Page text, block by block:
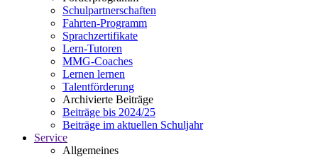
Schulpartnerschaften
Fahrten-Programm
Sprachzertifikate
Lern-Tutoren
MMG-Coaches
Lernen lernen
Talentförderung
Archivierte Beiträge
Beiträge bis 2024/25
Beiträge im aktuellen Schuljahr
Service
Allgemeines